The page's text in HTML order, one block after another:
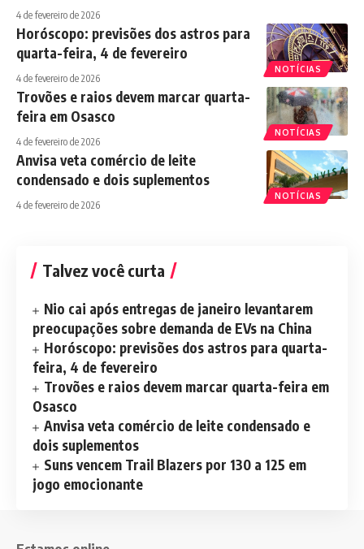
4 de fevereiro de 2026
NOTÍCIAS
Horóscopo: previsões dos astros para
quarta-feira, 4 de fevereiro
4 de fevereiro de 2026
NOTÍCIAS
Trovões e raios devem marcar quarta-
feira em Osasco
4 de fevereiro de 2026
NOTÍCIAS
Anvisa veta comércio de leite
condensado e dois suplementos
4 de fevereiro de 2026
Talvez você curta
Nio cai após entregas de janeiro levantarem
preocupações sobre demanda de EVs na China
Horóscopo: previsões dos astros para quarta-
feira, 4 de fevereiro
Trovões e raios devem marcar quarta-feira em
Osasco
Anvisa veta comércio de leite condensado e
dois suplementos
Suns vencem Trail Blazers por 130 a 125 em
jogo emocionante